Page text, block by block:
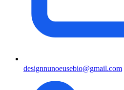
designnunoeusebio@gmail.com